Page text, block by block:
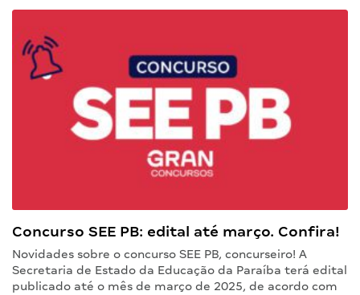
Concurso SEE PB: edital até março. Confira!
Novidades sobre o concurso SEE PB, concurseiro! A
Secretaria de Estado da Educação da Paraíba terá edital
publicado até o mês de março de 2025, de acordo com